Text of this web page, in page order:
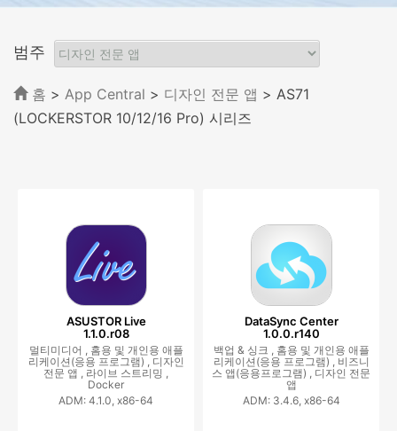
범주
홈 > App Central > 디자인 전문 앱 > AS71
(LOCKERSTOR 10/12/16 Pro) 시리즈
ASUSTOR Live
1.1.0.r08
멀티미디어 , 홈용 및 개인용 애플
리케이션(응용 프로그램) , 디자인
전문 앱 , 라이브 스트리밍 ,
Docker
ADM: 4.1.0, x86-64
DataSync Center
1.0.0.r140
백업 & 싱크 , 홈용 및 개인용 애플
리케이션(응용 프로그램) , 비즈니
스 앱(응용프로그램) , 디자인 전문
앱
ADM: 3.4.6, x86-64